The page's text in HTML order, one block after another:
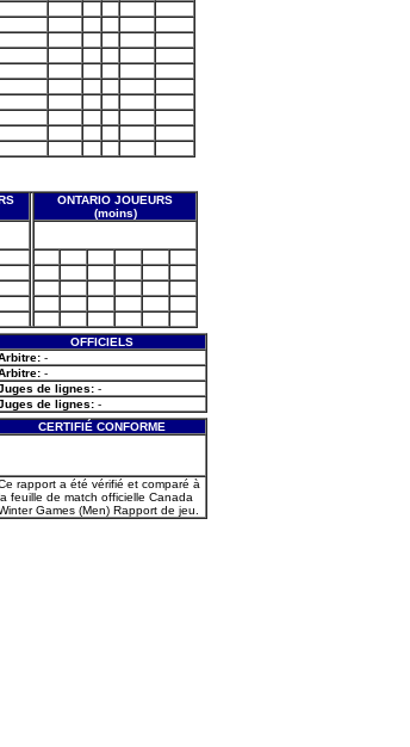
ONTARIO JOUEURS
(moins)
OFFICIELS
-
-
de lignes: -
de lignes: -
CERTIFIÉ CONFORME
rapport a été vérifié et comparé à
feuille de match officielle Canada
Games (Men) Rapport de jeu.